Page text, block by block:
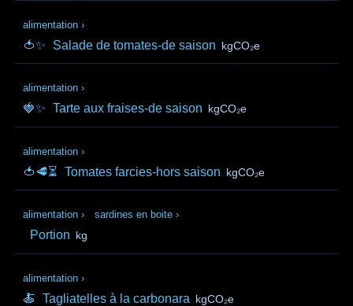
alimentation ›
🍅✨ Salade de tomates-de saison kgCO₂e
alimentation ›
🍓✨ Tarte aux fraises-de saison kgCO₂e
alimentation ›
🍅🥩⏳ Tomates farcies-hors saison kgCO₂e
alimentation › sardines en boite ›
Portion kg
alimentation ›
🍝 Tagliatelles à la carbonara kgCO₂e